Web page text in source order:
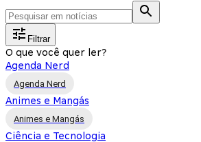
Filtrar
O que você quer ler?
Agenda Nerd
Agenda Nerd
Animes e Mangás
Animes e Mangás
Ciência e Tecnologia